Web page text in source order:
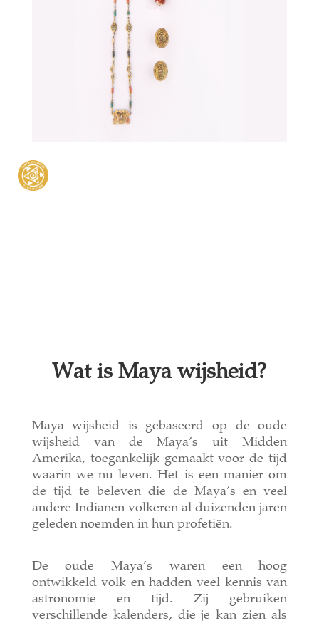
Wat is Maya wijsheid?
Maya wijsheid is gebaseerd op de oude
wijsheid van de Maya’s uit Midden
Amerika, toegankelijk gemaakt voor de tijd
waarin we nu leven. Het is een manier om
de tijd te beleven die de Maya’s en veel
andere Indianen volkeren al duizenden jaren
geleden noemden in hun profetiën.
De oude Maya’s waren een hoog
ontwikkeld volk en hadden veel kennis van
astronomie en tijd. Zij gebruiken
verschillende kalenders, die je kan zien als